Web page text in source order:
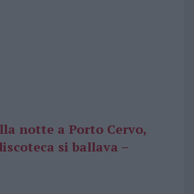
notte a Porto Cervo,
si ballava –